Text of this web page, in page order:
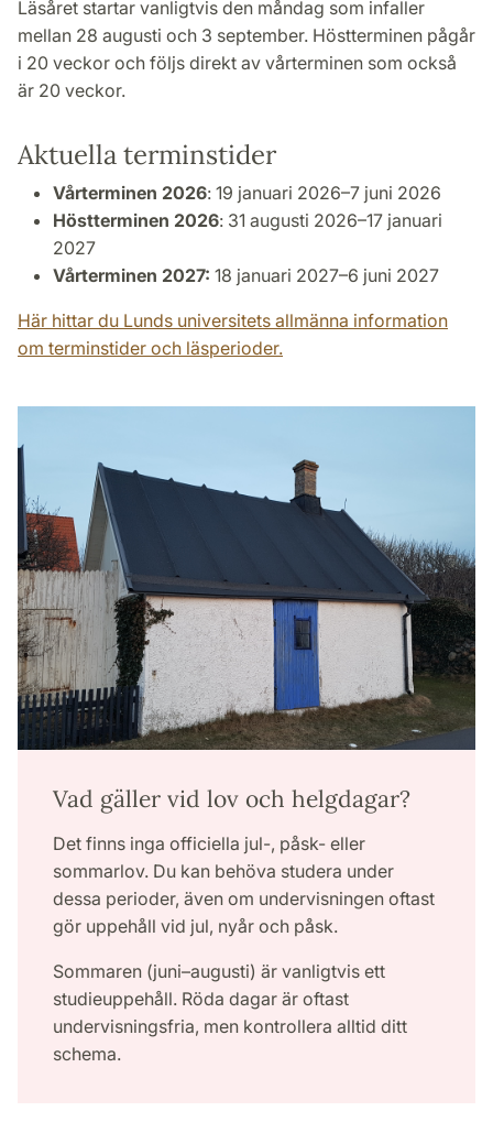
Läsåret startar vanligtvis den måndag som infaller
mellan 28 augusti och 3 september. Höstterminen pågår
i 20 veckor och följs direkt av vårterminen som också
är 20 veckor.
Aktuella terminstider
Vårterminen 2026: 19 januari 2026–7 juni 2026
Höstterminen 2026: 31 augusti 2026–17 januari
2027
Vårterminen 2027: 18 januari 2027–6 juni 2027
Här hittar du Lunds universitets allmänna information
om terminstider och läsperioder.
Vad gäller vid lov och helgdagar?
Det finns inga officiella jul-, påsk- eller
sommarlov. Du kan behöva studera under
dessa perioder, även om undervisningen oftast
gör uppehåll vid jul, nyår och påsk.
Sommaren (juni–augusti) är vanligtvis ett
studieuppehåll. Röda dagar är oftast
undervisningsfria, men kontrollera alltid ditt
schema.